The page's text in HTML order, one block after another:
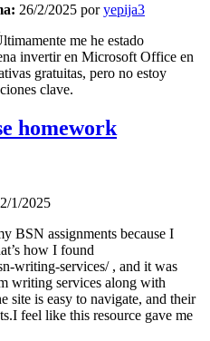
26/2/2025 poryepija3
me he estado
invertir en Microsoft Office en
gratuitas, pero no estoy
clave.
homework
1/2025
BSN assignments because I
how I found
writing-services/ , and it was
writing services along with
site is easy to navigate, and their
feel like this resource gave me